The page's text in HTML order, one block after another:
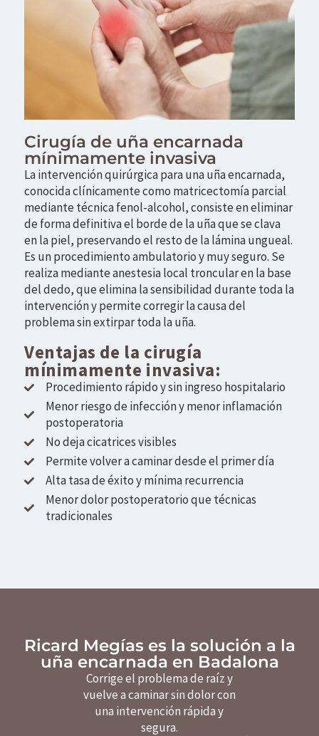
Cirugía de uña encarnada
mínimamente invasiva
La intervención quirúrgica para una uña encarnada,
conocida clínicamente como matricectomía parcial
mediante técnica fenol-alcohol, consiste en eliminar
de forma definitiva el borde de la uña que se clava
en la piel, preservando el resto de la lámina ungueal.
Es un procedimiento ambulatorio y muy seguro. Se
realiza medianteanestesia local troncular en la base
del dedo, que elimina la sensibilidad durante toda la
intervencióny permite corregir la causa del
problema sin extirpar toda la uña.
Ventajas de la cirugía
mínimamente invasiva:
Procedimiento rápido y sin ingreso hospitalario
Menor riesgo de infección y menor inflamación
postoperatoria
No deja cicatrices visibles
Permite volver a caminar desde el primer día
Alta tasa de éxito y mínima recurrencia
Menor dolor postoperatorio que técnicas
tradicionales
Ricard Megías es la solución a la
uña encarnada en Badalona
Corrige el problema de raíz y
vuelve a caminar sin dolor con
una intervención rápida y
segura.